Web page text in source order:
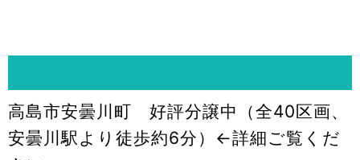
高島市安曇川町 好評分譲中（全40区画、
安曇川駅より徒歩約6分）←詳細ご覧くだ